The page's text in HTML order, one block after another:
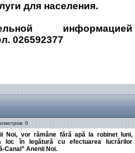
для населения.
информацией
026592377
0
Noi, vor rămâne fără apă la robinet luni,
loc în legătură cu efectuarea lucrărilor
Canal” Anenii Noi.